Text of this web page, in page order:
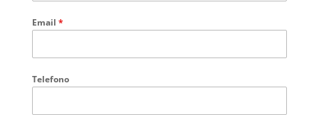
Email *
Telefono